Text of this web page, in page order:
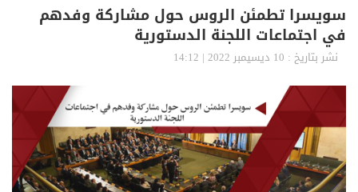
سويسرا تطمئن الروس حول مشاركة وفدهم
في اجتماعات اللجنة الدستورية
نشر بتاريخ : 10 ديسيمبر 2022 | 14:12